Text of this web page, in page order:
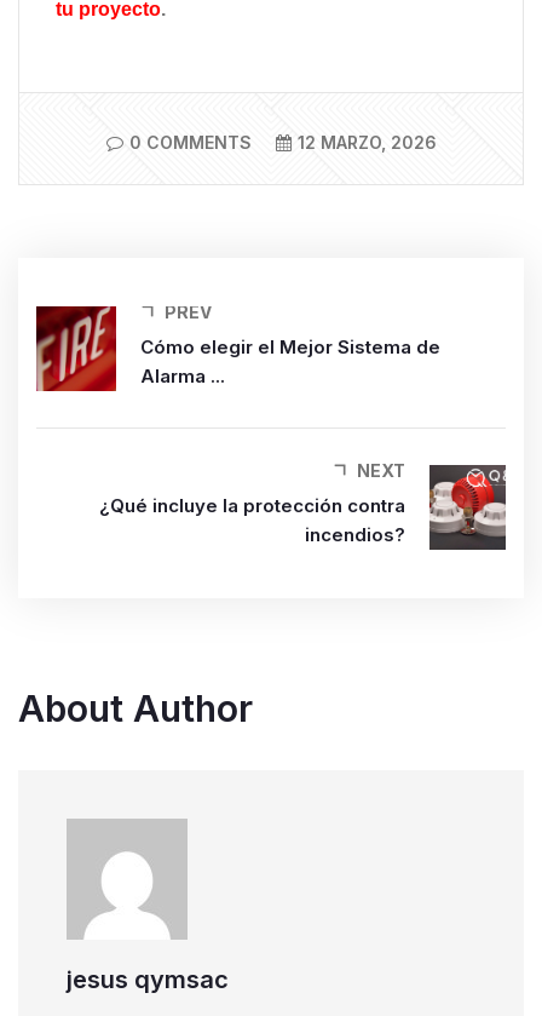
tu proyecto.
0 COMMENTS 12 MARZO, 2026
PREV
Cómo elegir el Mejor Sistema de
Alarma ...
NEXT
¿Qué incluye la protección contra
incendios?
About Author
jesus qymsac